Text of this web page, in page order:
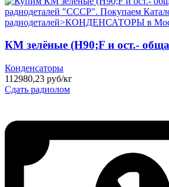
КМ зелёные (H90;F и ост.-
Конденсаторы
112980,23 руб/кг
Сдать радиолом